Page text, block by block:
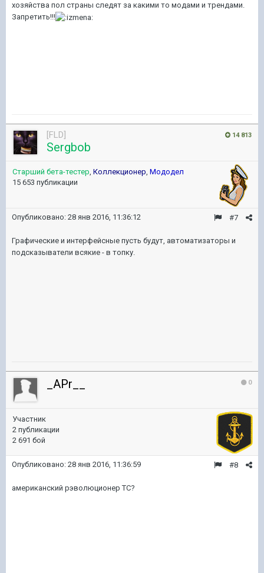
хозяйства пол страны следят за какими то модами и трендами.
Запретить!!!
14 813
[FLD]
Sergbob
Старший бета-тестер, Коллекционер, Мододел
15 653 публикации
#7
Опубликовано: 28 янв 2016, 11:36:12
Графические и интерфейсные пусть будут, автоматизаторы и
подсказыватели всякие - в топку.
0
_APr__
Участник
2 публикации
2 691 бой
#8
Опубликовано: 28 янв 2016, 11:36:59
американский рэволюционер ТС?